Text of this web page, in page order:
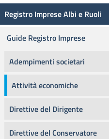
Registro delle
Registro Imprese Albi e Ruoli
Guide Registro Imprese
Adempimenti societari
Attività economiche
Direttive del Dirigente
Direttive del Conservatore